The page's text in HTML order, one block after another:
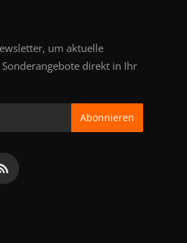
um aktuelle
direkt in Ihr
Abonnieren